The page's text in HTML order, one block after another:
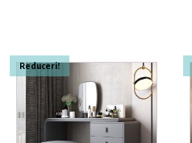
Reduceri!